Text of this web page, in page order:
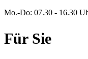
Mo.-Do: 07.30 - 16.30
Für Sie